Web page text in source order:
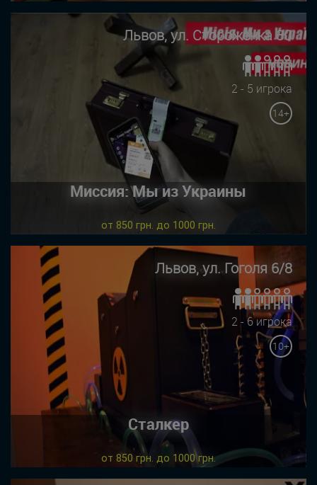
Львов, ул. Стороженка 30
2 - 5 игрока
14+
Миссия: Мы из Украины
от 850 грн. до 1000 грн.
Львов, ул. Гоголя 6/8
2 - 6 игрока
10+
Сталкер
от 850 грн. до 1000 грн.